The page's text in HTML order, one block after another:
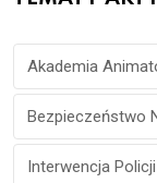
Akademia
Bezpieczeństwo
Interwencja Policji